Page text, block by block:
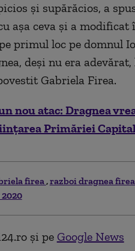
şi supărăcios, a
aşa ceva şi a modificat
primul loc pe domnul
deşi nu era
Gabriela Firea.
nou atac: Dragnea
Primăriei
firea razboi dragnea firea
și pe Google News